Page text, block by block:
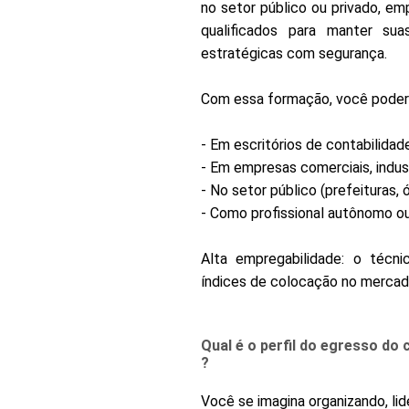
no setor público ou privado,
qualificados para manter
estratégicas com segurança.
Com essa formação, você
- Em escritórios de
- Em empresas comerciais,
- No setor público (prefeituras,
- Como profissional autônomo
Alta empregabilidade: o
índices de colocação no
Qual é o perfil do egresso do
?
Você se imagina organizando,